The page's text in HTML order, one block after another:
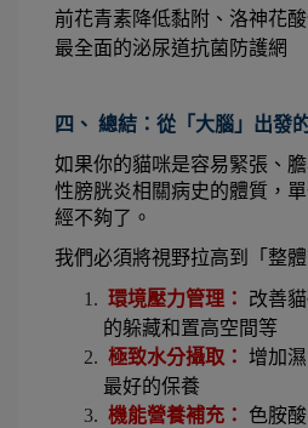
前花青素降低黏附、洛神花
最全面的泌尿道抗菌防護網
四、 總結：從「大腦」出發
如果你的貓咪是容易緊張、
性膀胱炎相關病史的體質，
經不夠了。
我們必須將視野拉高到「整體
環境壓力管理：
改善
的躲藏和置高空間等
極致水分攝取：
增加
最好的保養
機能營養補充：
色胺